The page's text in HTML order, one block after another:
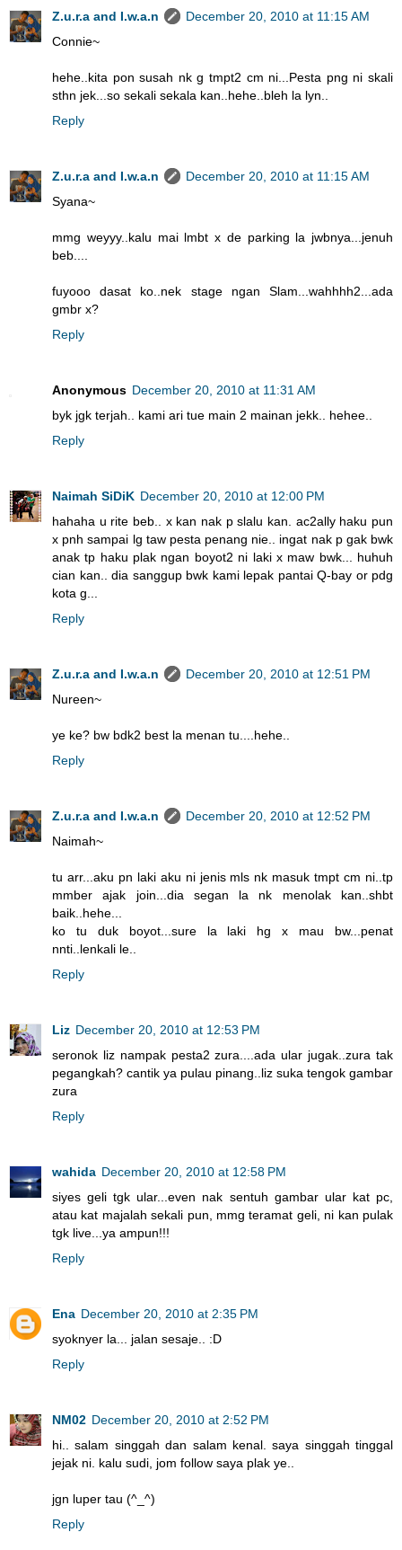
Z.u.r.a and I.w.a.n
December 20, 2010 at 11:15 AM
Connie~
hehe..kita pon susah nk g tmpt2 cm ni...Pesta png ni skali
sthn jek...so sekali sekala kan..hehe..bleh la lyn..
Reply
Z.u.r.a and I.w.a.n
December 20, 2010 at 11:15 AM
Syana~
mmg weyyy..kalu mai lmbt x de parking la jwbnya...jenuh
beb....
fuyooo dasat ko..nek stage ngan Slam...wahhhh2...ada
gmbr x?
Reply
Anonymous December 20, 2010 at 11:31 AM
byk jgk terjah.. kami ari tue main 2 mainan jekk.. hehee..
Reply
Naimah SiDiK December 20, 2010 at 12:00 PM
hahaha u rite beb.. x kan nak p slalu kan. ac2ally haku pun
x pnh sampai lg taw pesta penang nie.. ingat nak p gak bwk
anak tp haku plak ngan boyot2 ni laki x maw bwk... huhuh
cian kan.. dia sanggup bwk kami lepak pantai Q-bay or pdg
kota g...
Reply
Z.u.r.a and I.w.a.n
December 20, 2010 at 12:51 PM
Nureen~
ye ke? bw bdk2 best la menan tu....hehe..
Reply
Z.u.r.a and I.w.a.n
December 20, 2010 at 12:52 PM
Naimah~
tu arr...aku pn laki aku ni jenis mls nk masuk tmpt cm ni..tp
mmber ajak join...dia segan la nk menolak kan..shbt
baik..hehe...
ko tu duk boyot...sure la laki hg x mau bw...penat
nnti..lenkali le..
Reply
Liz December 20, 2010 at 12:53 PM
seronok liz nampak pesta2 zura....ada ular jugak..zura tak
pegangkah? cantik ya pulau pinang..liz suka tengok gambar
zura
Reply
wahida December 20, 2010 at 12:58 PM
siyes geli tgk ular...even nak sentuh gambar ular kat pc,
atau kat majalah sekali pun, mmg teramat geli, ni kan pulak
tgk live...ya ampun!!!
Reply
Ena December 20, 2010 at 2:35 PM
syoknyer la... jalan sesaje.. :D
Reply
NM02 December 20, 2010 at 2:52 PM
hi.. salam singgah dan salam kenal. saya singgah tinggal
jejak ni. kalu sudi, jom follow saya plak ye..
jgn luper tau (^_^)
Reply